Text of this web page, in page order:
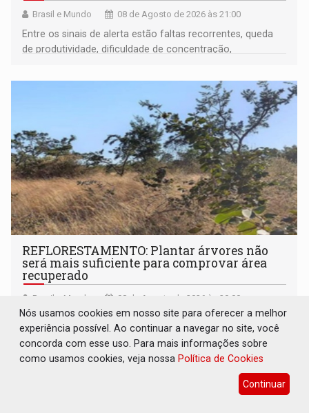
Brasil e Mundo 08 de Agosto de 2026 às 21:00
Entre os sinais de alerta estão faltas recorrentes, queda
de produtividade, dificuldade de concentração,
REFLORESTAMENTO: Plantar árvores não
será mais suficiente para comprovar área
recuperado
Brasil e Mundo 08 de Agosto de 2026 às 20:00
O modelo analisa os resultados ecológicos observados
diretamente no campo
Nós usamos cookies em nosso site para oferecer a melhor
experiência possível. Ao continuar a navegar no site, você
concorda com esse uso. Para mais informações sobre
como usamos cookies, veja nossa Política de Cookies
Continuar